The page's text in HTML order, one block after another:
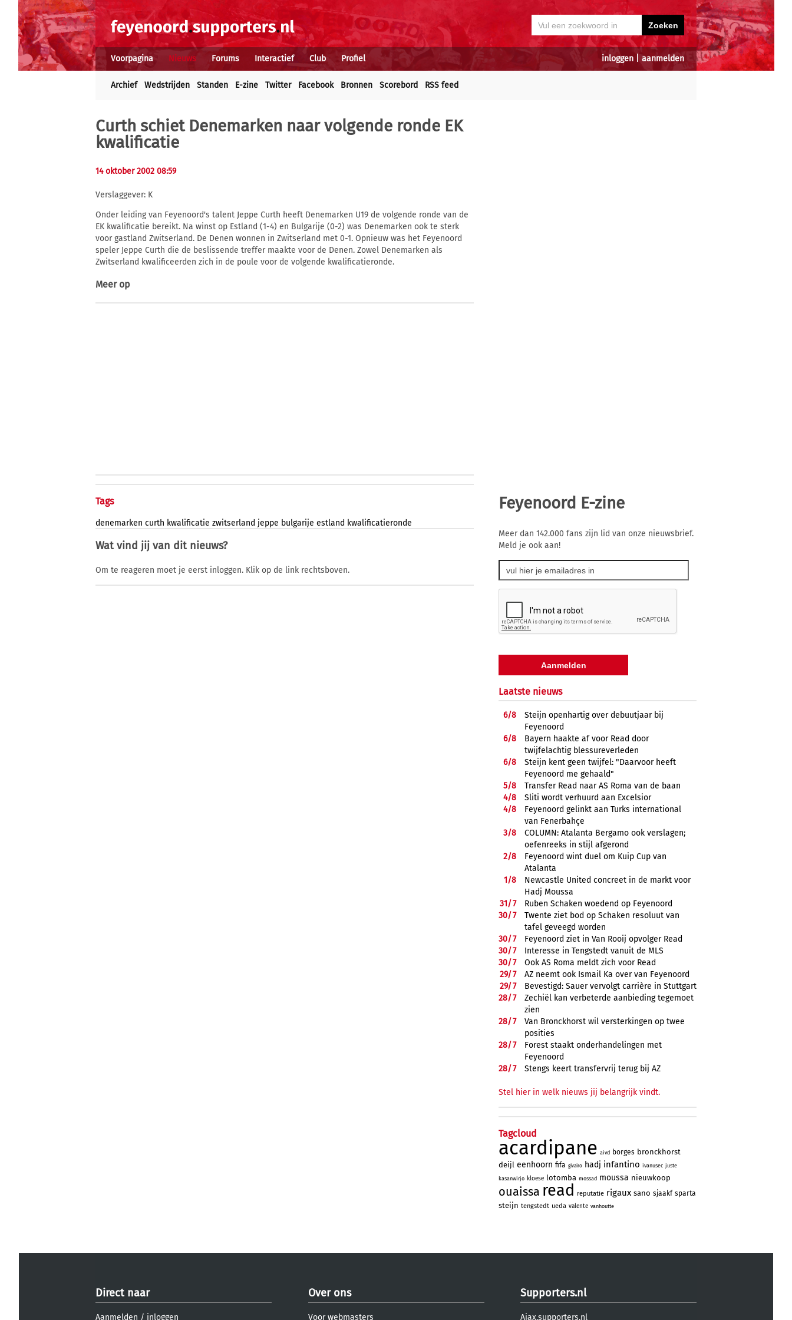
inloggen aanmelden
Voorpagina Nieuws Forums Interactief Club Profiel
Archief Wedstrijden Standen E-zine Twitter Facebook Bronnen Scorebord RSS feed
Curth schiet Denemarken naar volgende ronde EK
kwalificatie
14 oktober 2002 08:59
Verslaggever: K
Onder leiding van Feyenoord's talent Jeppe Curth heeft Denemarken U19 de volgende ronde van de
EK kwalificatie bereikt. Na winst op Estland (1-4) en Bulgarije (0-2) was Denemarken ook te sterk
voor gastland Zwitserland. De Denen wonnen in Zwitserland met 0-1. Opnieuw was het Feyenoord
speler Jeppe Curth die de beslissende treffer maakte voor de Denen. Zowel Denemarken als
Zwitserland kwalificeerden zich in de poule voor de volgende kwalificatieronde.
Meer op
Tags
denemarken curth kwalificatie zwitserland jeppe bulgarije estland kwalificatieronde
Wat vind jij van dit nieuws?
Om te reageren moet je eerst inloggen. Klik op de link rechtsboven.
Feyenoord E-zine
Meer dan 142.000 fans zijn lid van onze nieuwsbrief.
Meld je ook aan!
Laatste nieuws
6/8
Steijn openhartig over debuutjaar bij
Feyenoord
6/8
Bayern haakte af voor Read door
twijfelachtig blessureverleden
6/8
Steijn kent geen twijfel: "Daarvoor heeft
Feyenoord me gehaald"
5/8
Transfer Read naar AS Roma van de baan
4/8
Sliti wordt verhuurd aan Excelsior
4/8
Feyenoord gelinkt aan Turks international
van Fenerbahçe
3/8
COLUMN: Atalanta Bergamo ook verslagen;
oefenreeks in stijl afgerond
2/8
Feyenoord wint duel om Kuip Cup van
Atalanta
1/8
Newcastle United concreet in de markt voor
Hadj Moussa
31/7
Ruben Schaken woedend op Feyenoord
30/7
Twente ziet bod op Schaken resoluut van
tafel geveegd worden
30/7
Feyenoord ziet in Van Rooij opvolger Read
30/7
Interesse in Tengstedt vanuit de MLS
30/7
Ook AS Roma meldt zich voor Read
29/7
AZ neemt ook Ismail Ka over van Feyenoord
29/7
Bevestigd: Sauer vervolgt carrière in Stuttgart
28/7
Zechiël kan verbeterde aanbieding tegemoet
zien
28/7
Van Bronckhorst wil versterkingen op twee
posities
28/7
Forest staakt onderhandelingen met
Feyenoord
28/7 Stengs keert transfervrij terug bij AZ
Stel hier in welk nieuws jij belangrijk vindt.
Tagcloud
acardipane aivd borges bronckhorst
deijl eenhoorn fifa givairo hadj infantino ivanusec juste
kasanwirjo kloese lotomba mossad moussa nieuwkoop
ouaissa read reputatie rigaux sano sjaakf sparta
steijn tengstedt ueda valente vanhoutte
Direct naar
Aanmelden / inloggen
Over ons
Voor webmasters
Supporters.nl
Ajax.supporters.nl